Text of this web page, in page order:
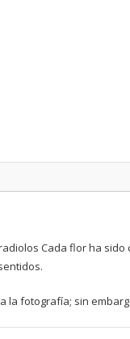
Cada flor ha
la fotografía; sin